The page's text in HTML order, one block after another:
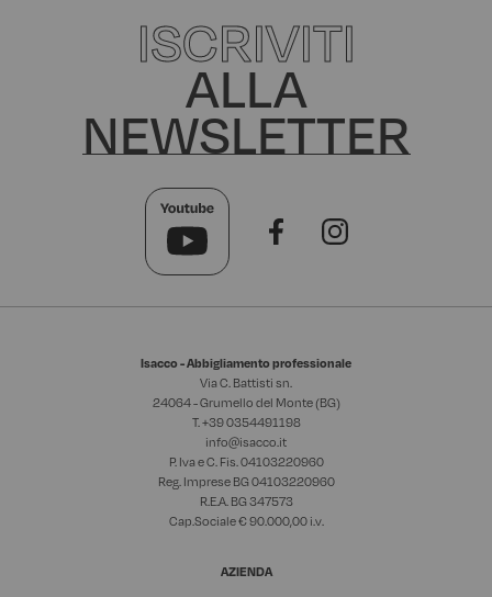
ISCRIVITI
ALLA
NEWSLETTER
Isacco - Abbigliamento professionale
Via C. Battisti sn.
24064 - Grumello del Monte (BG)
T. +390354491198
info@isacco.it
P. Iva e C. Fis. 04103220960
Reg. Imprese BG 04103220960
R.E.A. BG 347573
Cap.Sociale € 90.000,00 i.v.
AZIENDA